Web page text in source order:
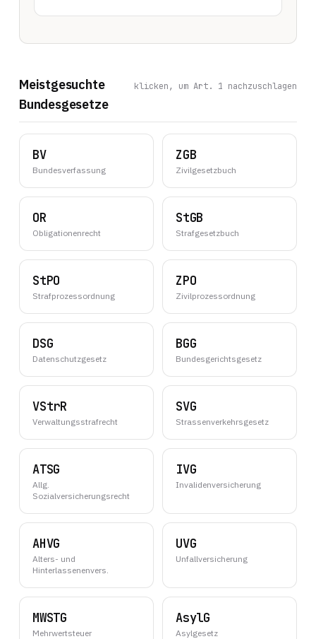
Meistgesuchte
Bundesgesetze
klicken, um Art. 1 nachzuschlagen
BV
Bundesverfassung
ZGB
Zivilgesetzbuch
OR
Obligationenrecht
StGB
Strafgesetzbuch
StPO
Strafprozessordnung
ZPO
Zivilprozessordnung
DSG
Datenschutzgesetz
BGG
Bundesgerichtsgesetz
VStrR
Verwaltungsstrafrecht
SVG
Strassenverkehrsgesetz
ATSG
Allg.
Sozialversicherungsrecht
IVG
Invalidenversicherung
AHVG
Alters- und
Hinterlassenenvers.
UVG
Unfallversicherung
MWSTG
Mehrwertsteuer
AsylG
Asylgesetz